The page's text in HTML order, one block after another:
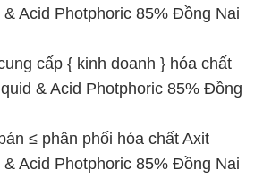
Acid Photphoric 85% Đồng Nai
cấp { kinh doanh } hóa chất
& Acid Photphoric 85% Đồng
≤ phân phối hóa chất Axit
Acid Photphoric 85% Đồng Nai